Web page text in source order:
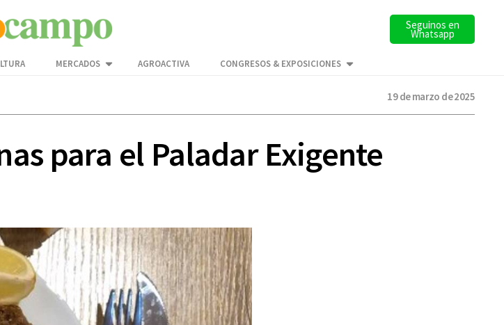
Seguinos en
Whatsapp
MERCADOS AGROACTIVA CONGRESOS & EXPOSICIONES
19 de marzo de 2025
para el Paladar Exigente